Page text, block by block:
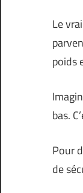
Le
poids
bas.
Pour
de